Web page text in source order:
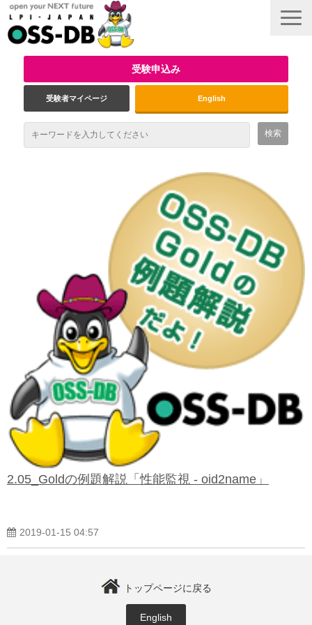
受験申込み
受験者マイページ English
試験概要
資格取得のメリット
受験対策
インタビュー
よくある質問
2.05_Goldの例題解説「性能監視 - oid2name」
2019-01-15 04:57
トップページに戻る
English